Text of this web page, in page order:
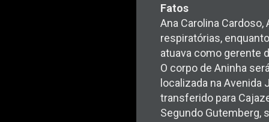
Fatos
Ana Carolina
respiratórias,
atuava como gerente
O corpo de Aninha
localizada na Avenida
transferido para
Segundo Gutemberg,